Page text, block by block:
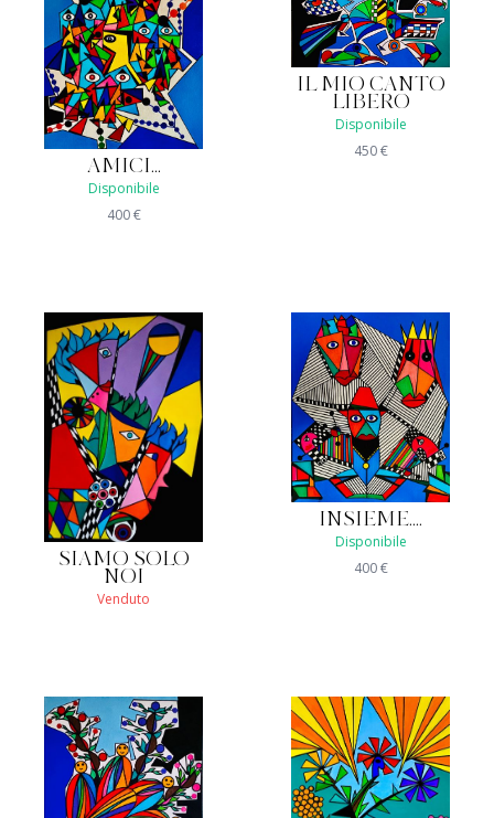
AMICI...
Disponibile
400€
IL MIO CANTO
LIBERO
Disponibile
450€
SIAMO SOLO
NOI
Venduto
INSIEME....
Disponibile
400€